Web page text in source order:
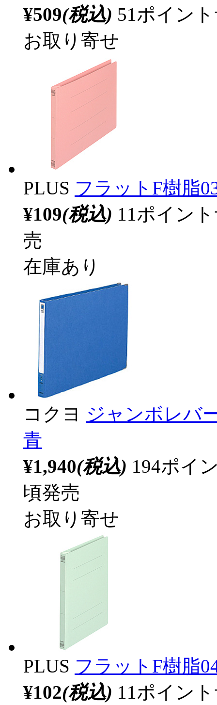
¥509(税込) 51ポイン
お取り寄せ
PLUS フラットF樹脂
¥109(税込) 11ポイン
売
在庫あり
コクヨ ジャンボレバ
青
¥1,940(税込) 194ポイ
頃発売
お取り寄せ
PLUS フラットF樹脂
¥102(税込) 11ポイン